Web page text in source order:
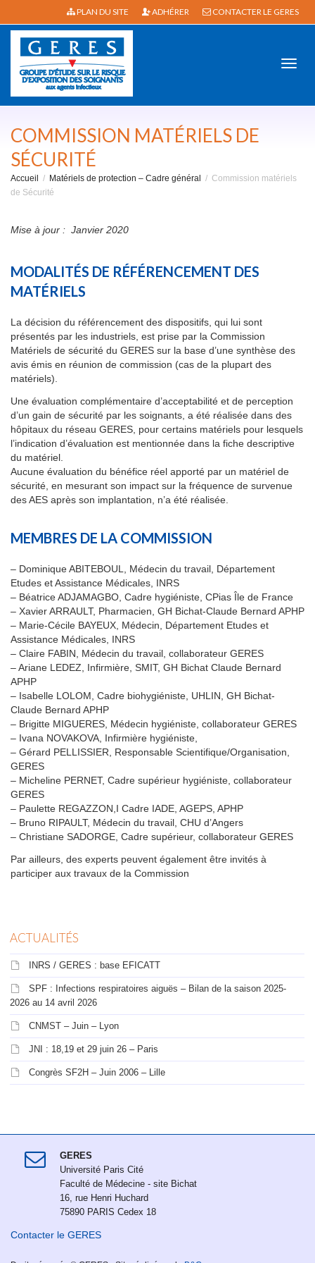
PLAN DU SITE ADHÉRER CONTACTER LE GERES
COMMISSION MATÉRIELS DE
SÉCURITÉ
Accueil Matériels de protection – Cadre général
Commission matériels
de Sécurité
Mise à jour : Janvier 2020
MODALITÉS DE RÉFÉRENCEMENT DES
MATÉRIELS
La décision du référencement des dispositifs, qui lui sont
présentés par les industriels, est prise par la Commission
Matériels de sécurité du GERES sur la base d’une synthèse des
avis émis en réunion de commission (cas de la plupart des
matériels).
Une évaluation complémentaire d’acceptabilité et de perception
d’un gain de sécurité par les soignants, a été réalisée dans des
hôpitaux du réseau GERES, pour certains matériels pour lesquels
l’indication d’évaluation est mentionnée dans la fiche descriptive
du matériel.
Aucune évaluation du bénéfice réel apporté par un matériel de
sécurité, en mesurant son impact sur la fréquence de survenue
des AES après son implantation, n’a été réalisée.
MEMBRES DE LA COMMISSION
– Dominique ABITEBOUL, Médecin du travail, Département
Etudes et Assistance Médicales, INRS
– Béatrice ADJAMAGBO, Cadre hygiéniste, CPias Île de France
– Xavier ARRAULT, Pharmacien, GH Bichat-Claude Bernard APHP
– Marie-Cécile BAYEUX, Médecin, Département Etudes et
Assistance Médicales, INRS
– Claire FABIN, Médecin du travail, collaborateur GERES
– Ariane LEDEZ, Infirmière, SMIT, GH Bichat Claude Bernard
APHP
– Isabelle LOLOM, Cadre biohygiéniste, UHLIN, GH Bichat-
Claude Bernard APHP
– Brigitte MIGUERES, Médecin hygiéniste, collaborateur GERES
– Ivana NOVAKOVA, Infirmière hygiéniste,
– Gérard PELLISSIER, Responsable Scientifique/Organisation,
GERES
– Micheline PERNET, Cadre supérieur hygiéniste, collaborateur
GERES
– Paulette REGAZZON,I Cadre IADE, AGEPS, APHP
– Bruno RIPAULT, Médecin du travail, CHU d’Angers
– Christiane SADORGE, Cadre supérieur, collaborateur GERES
Par ailleurs, des experts peuvent également être invités à
participer aux travaux de la Commission
ACTUALITÉS
INRS / GERES : base EFICATT
SPF : Infections respiratoires aiguës – Bilan de la saison 2025-
2026 au 14 avril 2026
CNMST – Juin – Lyon
JNI : 18,19 et 29 juin 26 – Paris
Congrès SF2H – Juin 2006 – Lille
GERES
Université Paris Cité
Faculté de Médecine - site Bichat
16, rue Henri Huchard
75890 PARIS Cedex 18
Contacter le GERES